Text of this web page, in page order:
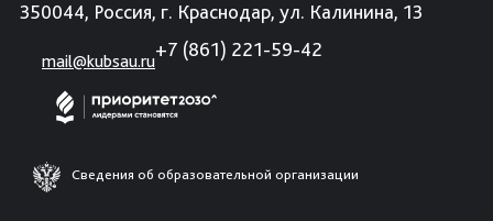
350044, Россия, г. Краснодар, ул. Калинина, 13
mail@kubsau.ru
+7 (861) 221-59-42
Сведения об образовательной организации